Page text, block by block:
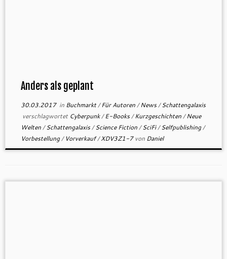
Anders als geplant
30.03.2017in Buchmarkt/Für Autoren/News/Schattengalaxis
verschlagwortet Cyberpunk/E-Books/Kurzgeschichten/Neue
Welten/Schattengalaxis/Science Fiction/SciFi/Selfpublishing/
Vorbestellung/ Vorverkauf/XDV3Z1-7 von Daniel